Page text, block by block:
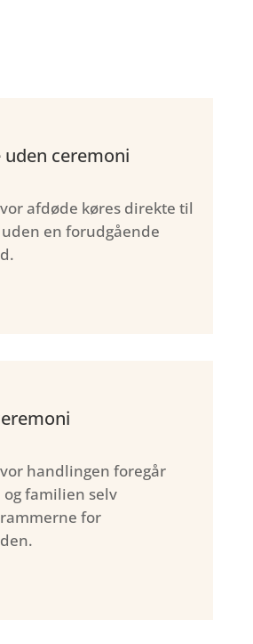
ceremoni
afdøde køres direkte til
en forudgående
handlingen foregår
familien selv
for